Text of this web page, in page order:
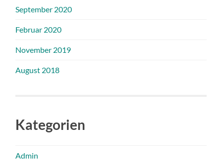
September 2020
Februar 2020
November 2019
August 2018
Kategorien
Admin